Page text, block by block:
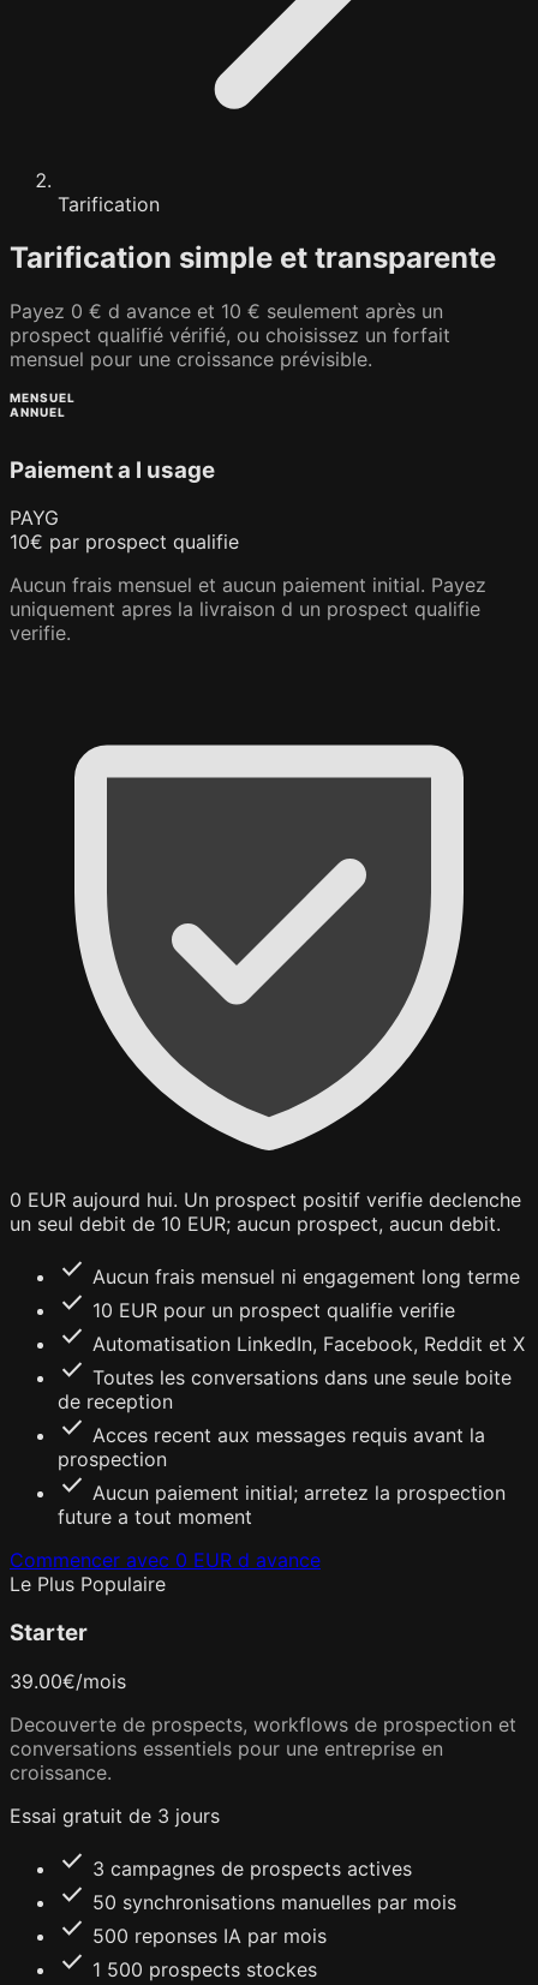
Tarification
Tarification simple et transparente
Payez 0 € d avance et 10 € seulement après un
prospect qualifié vérifié, ou choisissez un forfait
mensuel pour une croissance prévisible.
MENSUEL
ANNUEL
Paiement a l usage
PAYG
10€ par prospect qualifie
Aucun frais mensuel et aucun paiement initial. Payez
uniquement apres la livraison d un prospect qualifie
verifie.
0 EUR aujourd hui. Un prospect positif verifie declenche
un seul debit de 10 EUR; aucun prospect, aucun debit.
check Aucun frais mensuel ni engagement long terme
check 10 EUR pour un prospect qualifie verifie
check Automatisation LinkedIn, Facebook, Reddit et X
check Toutes les conversations dans une seule boite
de reception
check Acces recent aux messages requis avant la
prospection
check Aucun paiement initial; arretez la prospection
future a tout moment
Commencer avec 0 EUR d avance
Le Plus Populaire
Starter
39.00€/mois
Decouverte de prospects, workflows de prospection et
conversations essentiels pour une entreprise en
croissance.
Essai gratuit de 3 jours
check 3 campagnes de prospects actives
check 50 synchronisations manuelles par mois
check 500 reponses IA par mois
check 1 500 prospects stockes